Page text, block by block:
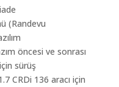
(Randevu
öncesi ve sonrası
sürüş
CRDi 136 aracı için